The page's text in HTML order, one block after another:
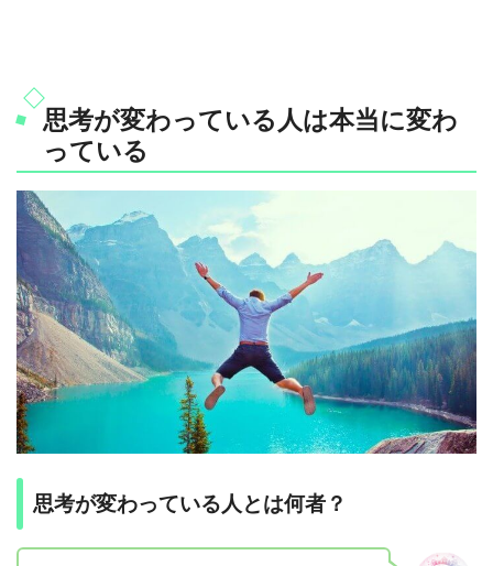
思考が変わっている人は本当に変わ
っている
思考が変わっている人とは何者？